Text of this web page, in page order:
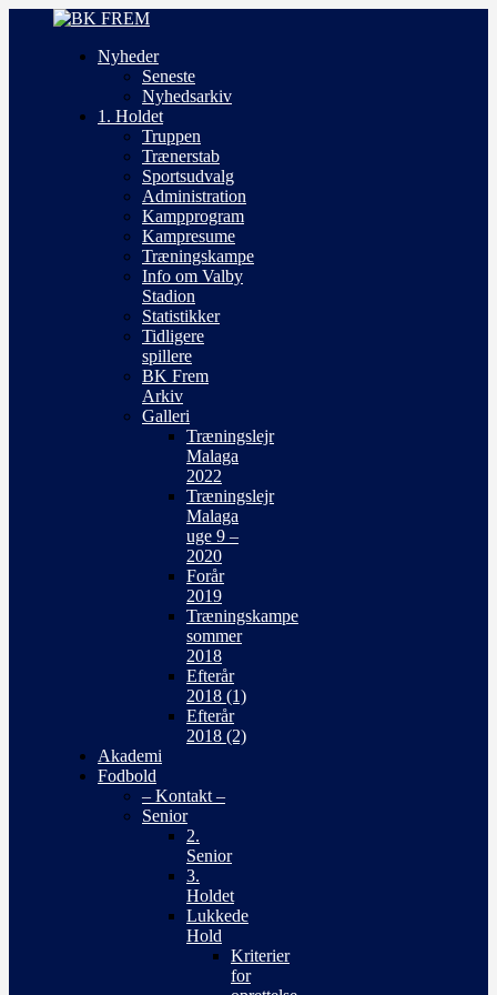
Nyheder
Seneste
Nyhedsarkiv
1. Holdet
Truppen
Trænerstab
Sportsudvalg
Administration
Kampprogram
Kampresume
Træningskampe
Info om Valby
Stadion
Statistikker
Tidligere
spillere
BK Frem
Arkiv
Galleri
Træningslejr
Malaga
2022
Træningslejr
Malaga
uge 9 –
2020
Forår
2019
Træningskampe
sommer
2018
Efterår
2018 (1)
Efterår
2018 (2)
Akademi
Fodbold
– Kontakt –
Senior
2.
Senior
3.
Holdet
Lukkede
Hold
Kriterier
for